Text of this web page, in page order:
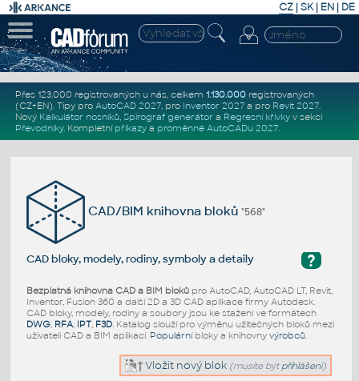
CZ | SK| EN | DE
Přes 123.000 registrovaných u nás, celkem 1.130.000registrovaných
(CZ+EN). Tipy pro AutoCAD 2027, pro Inventor 2027a pro Revit 2027.
Nový Kalkulátor nosníků, Spirograf generátor a Regresní křivkyv sekci
Převodníky. Kompletní příkazya proměnné AutoCADu 2027.
CAD/BIM knihovna bloků"568"
?
CAD bloky, modely, rodiny, symboly a detaily
Bezplatná knihovna CAD a BIM blokůpro AutoCAD, AutoCAD LT, Revit,
Inventor, Fusion 360 a další 2D a 3D CAD aplikace firmy Autodesk.
CAD bloky, modely, rodiny a soubory jsou ke stažení ve formátech
DWG, RFA, IPT, F3D. Katalog slouží pro výměnu užitečných bloků mezi
uživateli CAD a BIM aplikací. Populárníbloky a knihovny výrobců.
Vložit nový blok (musíte být přihlášeni)